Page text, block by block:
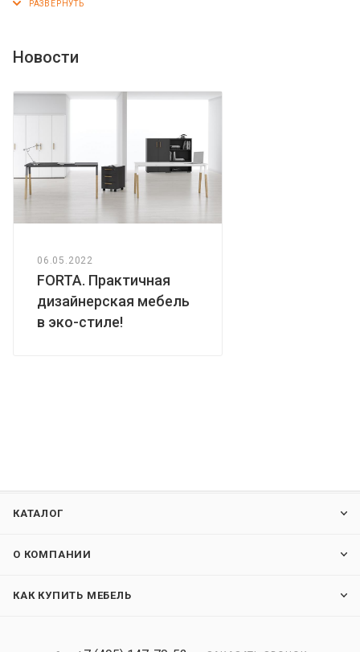
колесики с плавным ходом, надежная защита торцевых
Ящики тумбы оснащены центральным замком.
Новости
06.05.2022
FORTA. Практичная
дизайнерская мебель
в эко-стиле!
КАТАЛОГ
О КОМПАНИИ
КАК КУПИТЬ МЕБЕЛЬ